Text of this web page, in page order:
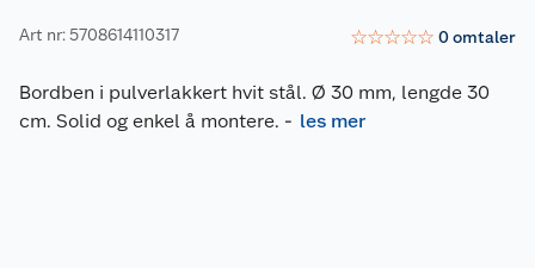
Art nr: 5708614110317 ☆☆☆☆☆ 0omtaler
Bordben i pulverlakkert hvit stål. Ø 30 mm, lengde 30
cm. Solid og enkel å montere. - les mer